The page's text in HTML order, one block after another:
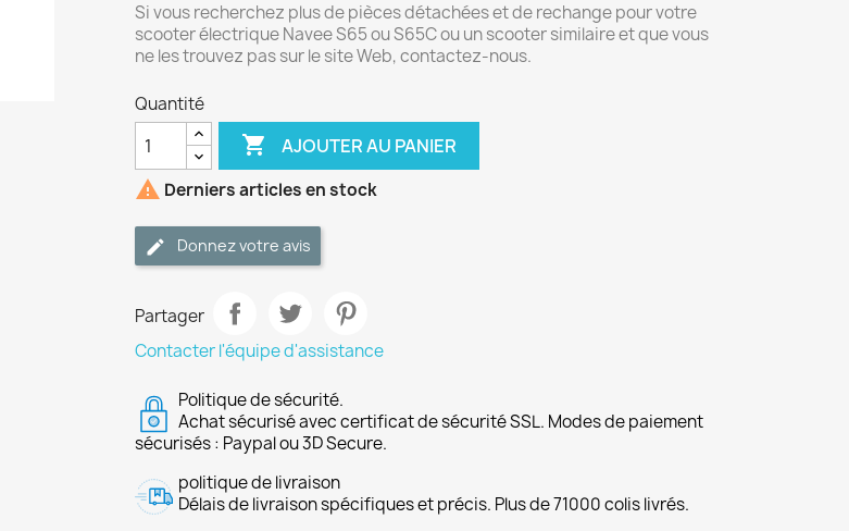
Si vous recherchez plus de pièces détachées et de rechange pour votre
scooter électrique Navee S65 ou S65C ou un scooter similaire et que vous
ne les trouvez pas sur le site Web, contactez-nous.
Quantité
 AJOUTER AU PANIER
 Derniers articles en stock
Donnez votre avis
Partager
Contacter l'équipe d'assistance
Politique de sécurité.
Achat sécurisé avec certificat de sécurité SSL. Modes de paiement
sécurisés : Paypal ou 3D Secure.
politique de livraison
Délais de livraison spécifiques et précis. Plus de 71000 colis livrés.